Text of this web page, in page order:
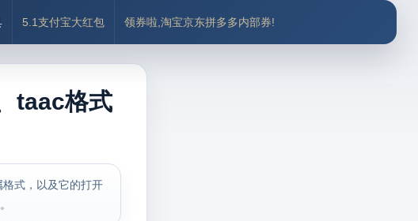
5.1支付宝大红包 领券啦,淘宝京东拼多多内部券!
taac格式
式，以及它的打开